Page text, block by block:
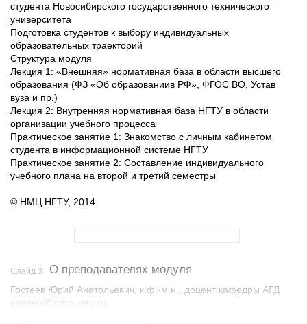
студента Новосибирского государственного технического
университета
Подготовка студентов к выбору индивидуальных
образовательных траекторий
Структура модуля
Лекция 1: «Внешняя» нормативная база в области высшего
образования (ФЗ «Об образованиив РФ», ФГОС ВО, Устав
вуза и пр.)
Лекция 2: Внутренняя нормативная база НГТУ в области
организации учебного процесса
Практическое занятие 1: Знакомство с личным кабинетом
студента в информационной системе НГТУ
Практическое занятие 2: Составление индивидуального
учебного плана на второй и третий семестры
© НМЦ НГТУ, 2014
Слайд 3 О преподавателях модуля
Гостеев Юрий Анатольевич, к.ф.-м.н., доцент кафедры АГД
gosteev@corp.nstu.ru